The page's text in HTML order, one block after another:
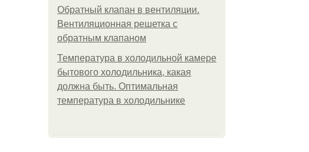
Обратный клапан в вентиляции.
Вентиляционная решетка с
обратным клапаном
Температура в холодильной камере
бытового холодильника, какая
должна быть. Оптимальная
температура в холодильнике